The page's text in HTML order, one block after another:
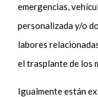
emergencias,
personalizada y/o
labores
el trasplante de los
Igualmente están